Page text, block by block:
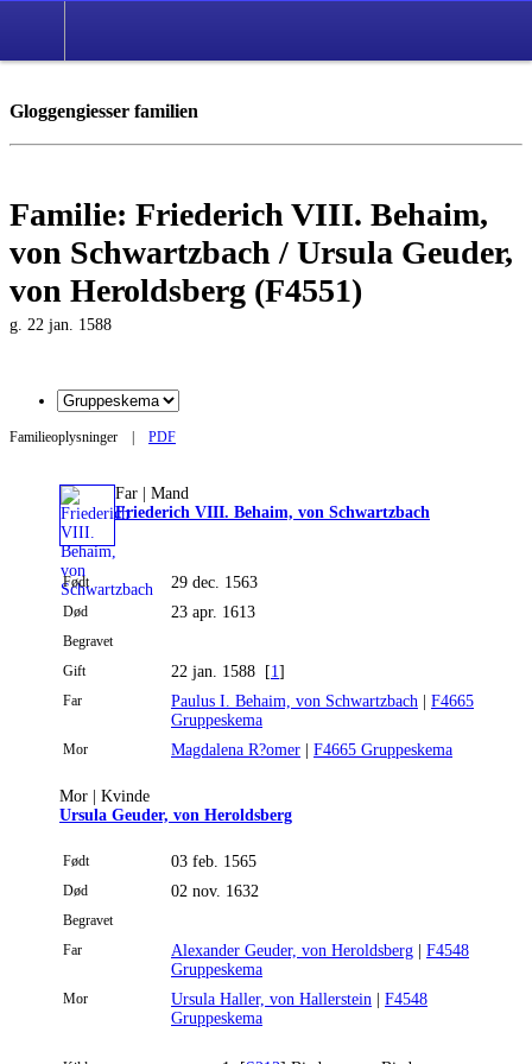
Gloggengiesser familien
Familie: Friederich VIII. Behaim,
von Schwartzbach / Ursula Geuder,
von Heroldsberg (F4551)
g. 22 jan. 1588
Familieoplysninger | PDF
Far | Mand
Friederich VIII. Behaim, von Schwartzbach
Født 29 dec. 1563
Død 23 apr. 1613
Begravet
Gift
22 jan. 1588 [1]
Far Paulus I. Behaim, von Schwartzbach | F4665
Gruppeskema
Mor Magdalena R?omer | F4665 Gruppeskema
Mor | Kvinde
Ursula Geuder, von Heroldsberg
Født 03 feb. 1565
Død 02 nov. 1632
Begravet
Far
Alexander Geuder, von Heroldsberg | F4548
Gruppeskema
Mor Ursula Haller, von Hallerstein | F4548
Gruppeskema